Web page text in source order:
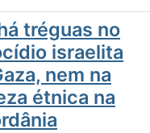
tréguas no
israelita
nem na
étnica na